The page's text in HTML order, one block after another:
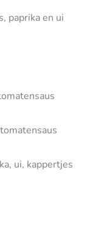
paprika en ui
ui, kappertjes